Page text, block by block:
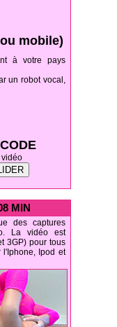
mobile)
à votre pays
un robot vocal,
vidéo
MIN
des captures
La vidéo est
3GP) pour tous
l'Iphone, Ipod et